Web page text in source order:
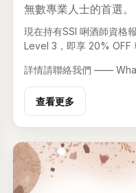
無數專業人士的首選。
現在持有SSI 唎酒師資格
Level 3，即享 20% OFF
詳情請聯絡我們 ——
查看更多